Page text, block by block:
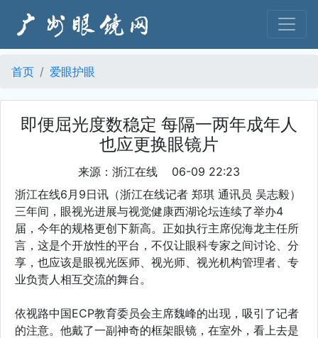
首页 爱眼护眼
即便屈光度数稳定 每隔一两年成年人
也应更换眼镜片
来源：浙江在线 06-09 22:23
浙江在线6月9日讯（浙江在线记者 郑琪 通讯员 吴志毅）
三年间，眼视光进展与视觉健康西湖论坛连续了举办4
届，今年的规格更创下新高。正如执行主席倪海龙主任所
言，这是个开放性的平台，不仅让眼科专家之间讨论、分
享，也应该是眼视光医师、视光师、视光机构管理者、专
业负责人相互交流的舞台。
依视路中国ECP教育委员会主席魏峰的出现，吸引了记者
的注意。他戴了一副神奇的框架眼镜，在室外，看上去是